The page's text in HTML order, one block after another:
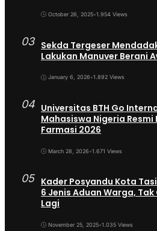
October 26, 2025•1.954 Views
03 Sekda Tergeser
Lakukan Manuver Berani
January 6, 2026•1.892 Views
04 Universitas BTH Go
Mahasiswa Nigeria Resmi
Farmasi 2026
March 28, 2026•1.671 Views
05 Kader Posyandu Kota
6 Jenis Aduan Warga,
Lagi
November 25, 2025•1.035 Views